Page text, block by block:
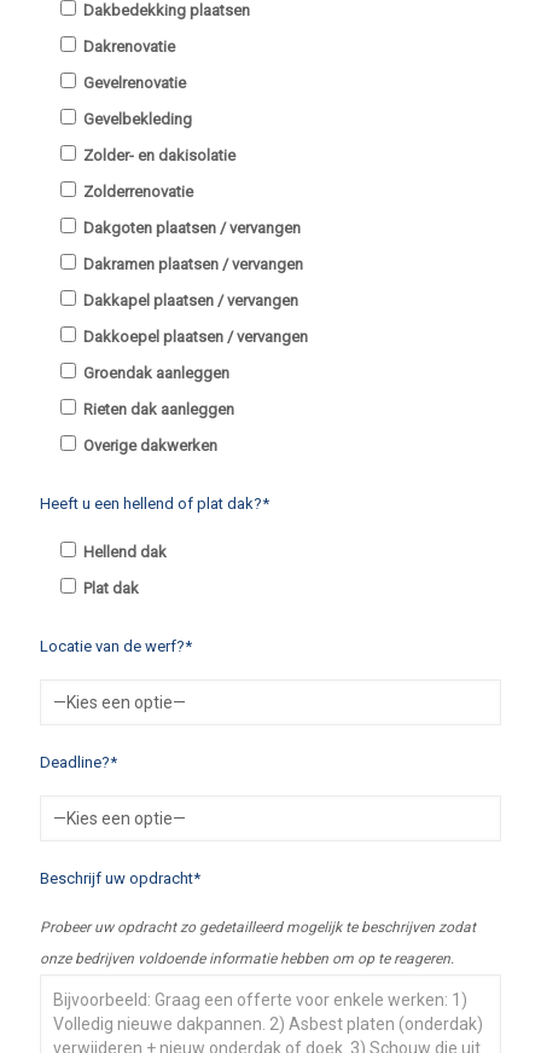
Dakbedekking plaatsen
Dakrenovatie
Gevelrenovatie
Gevelbekleding
Zolder- en dakisolatie
Zolderrenovatie
Dakgoten plaatsen / vervangen
Dakramen plaatsen / vervangen
Dakkapel plaatsen / vervangen
Dakkoepel plaatsen / vervangen
Groendak aanleggen
Rieten dak aanleggen
Overige dakwerken
Heeft u een hellend of plat dak?*
Hellend dak
Plat dak
Locatie van de werf?*
Deadline?*
Beschrijf uw opdracht*
Probeer uw opdracht zo gedetailleerd mogelijk te beschrijven zodat
onze bedrijven voldoende informatie hebben om op te reageren.